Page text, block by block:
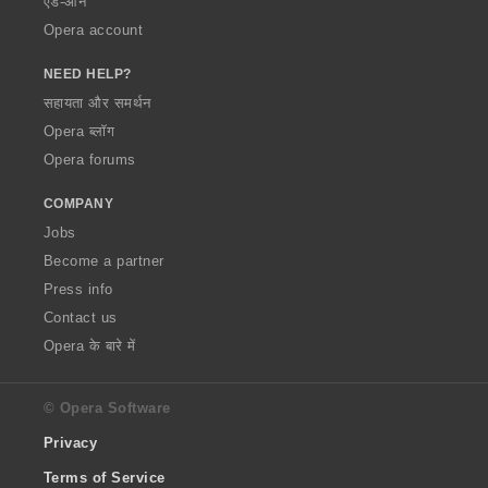
Opera account
NEED HELP?
सहायता और समर्थन
Opera ब्लॉग
Opera forums
COMPANY
Jobs
Become a partner
Press info
Contact us
Opera के बारे में
© Opera Software
Privacy
Terms of Service